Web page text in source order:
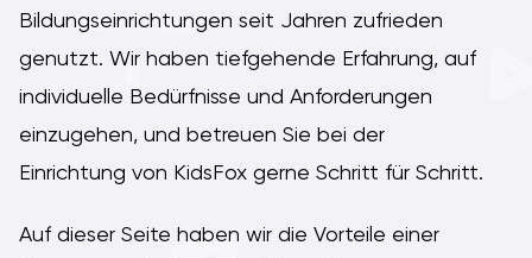
Bildungseinrichtungen seit Jahren zufrieden
genutzt. Wir haben tiefgehende Erfahrung, auf
individuelle Bedürfnisse und Anforderungen
einzugehen, und betreuen Sie bei der
Einrichtung von KidsFox gerne Schritt für Schritt.
Auf dieser Seite haben wir die Vorteile einer